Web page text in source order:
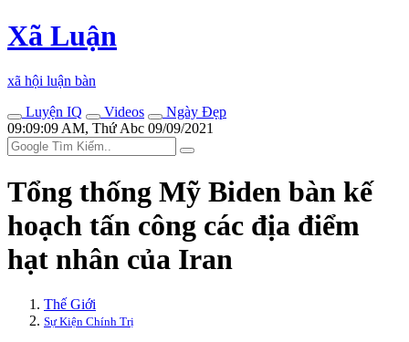
Xã Luận
xã hội luận bàn
Luyện IQ
Videos
Ngày Đẹp
09:09:09 AM, Thứ Abc 09/09/2021
Tổng thống Mỹ Biden bàn kế
hoạch tấn công các địa điểm
hạt nhân của Iran
Thế Giới
Sự Kiện Chính Trị